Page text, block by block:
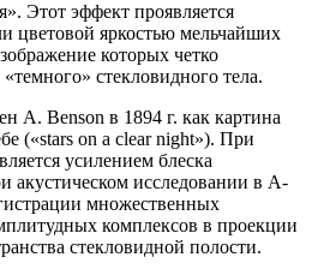
Этот эффект проявляется
цветовой яркостью мельчайших
которых четко
стекловидного тела.
A. Веnson в 1894 г. как картина
(«stars on a clear night»). При
усилением блеска
акустическом исследовании в А-
множественных
комплексов в проекции
стекловидной полости.